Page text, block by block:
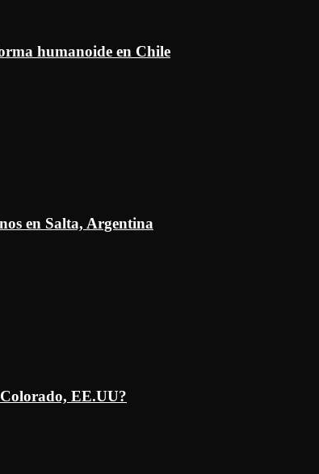
humanoide en Chile
en Salta, Argentina
EE.UU?